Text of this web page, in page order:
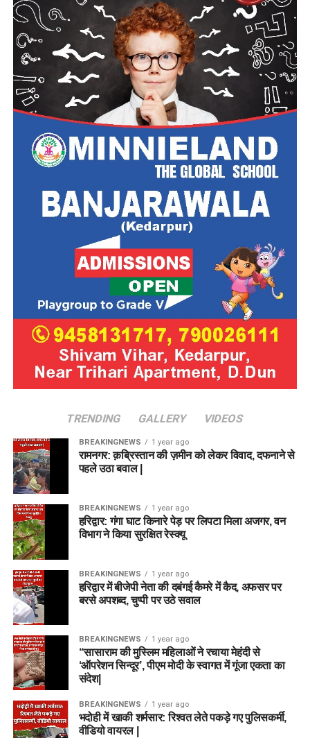
TRENDING GALLERY VIDEOS
BREAKINGNEWS 1 year ago
रामनगर: क़ब्रिस्तान की ज़मीन को लेकर विवाद, दफनाने से
पहले उठा बवाल |
BREAKINGNEWS 1 year ago
हरिद्वार: गंगा घाट किनारे पेड़ पर लिपटा मिला अजगर, वन
विभाग ने किया सुरक्षित रेस्क्यू
BREAKINGNEWS 1 year ago
हरिद्वार में बीजेपी नेता की दबंगई कैमरे में कैद, अफसर पर
बरसे अपशब्द, चुप्पी पर उठे सवाल
BREAKINGNEWS 1 year ago
“सासाराम की मुस्लिम महिलाओं ने रचाया मेहंदी से
‘ऑपरेशन सिन्दूर’, पीएम मोदी के स्वागत में गूंजा एकता का
संदेश|
BREAKINGNEWS 1 year ago
भदोही में खाकी शर्मसार: रिश्वत लेते पकड़े गए पुलिसकर्मी,
वीडियो वायरल |